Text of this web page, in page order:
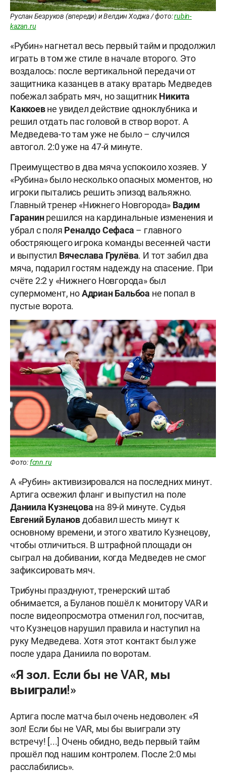
Руслан Безруков (впереди) и Велдин Ходжа / фото:rubin-
kazan.ru
«Рубин» нагнетал весь первый тайм и продолжил
играть в том же стиле в начале второго. Это
воздалось: после вертикальной передачи от
защитника казанцев в атаку вратарь Медведев
побежал забрать мяч, но защитникНикита
Каккоевне увидел действие одноклубника и
решил отдать пас головой в створ ворот. А
Медведева-то там уже не было – случился
автогол. 2:0 уже на 47-й минуте.
Преимущество в два мяча успокоило хозяев. У
«Рубина» было несколько опасных моментов, но
игроки пытались решить эпизод вальяжно.
Главный тренер «Нижнего Новгорода» Вадим
Гаранинрешился на кардинальные изменения и
убрал с поля Реналдо Сефаса – главного
обостряющего игрока команды весенней части
и выпустил Вячеслава Грулёва. И тот забил два
мяча, подарил гостям надежду на спасение. При
счёте 2:2 у «Нижнего Новгорода» был
супермомент, ноАдриан Бальбоа не попал в
пустые ворота.
Фото:fcnn.ru
А «Рубин» активизировался на последних минут.
Артига освежил фланг и выпустил на поле
Даниила Кузнецова на 89-й минуте. Судья
Евгений Булановдобавил шесть минут к
основному времени, и этого хватило Кузнецову,
чтобы отличиться. В штрафной площади он
сыграл на добивании, когда Медведев не смог
зафиксировать мяч.
Трибуны празднуют, тренерский штаб
обнимается, а Буланов пошёл к монитору VAR и
после видеопросмотра отменил гол, посчитав,
что Кузнецов нарушил правила и наступил на
руку Медведева. Хотя этот контакт был уже
после удара Даниила по воротам.
«Я зол. Если бы не VAR, мы
выиграли!»
Артига после матча был очень недоволен: «Я
зол! Если бы не VAR, мы бы выиграли эту
встречу! [...] Очень обидно, ведь первый тайм
прошёл под нашим контролем. После 2:0 мы
расслабились».